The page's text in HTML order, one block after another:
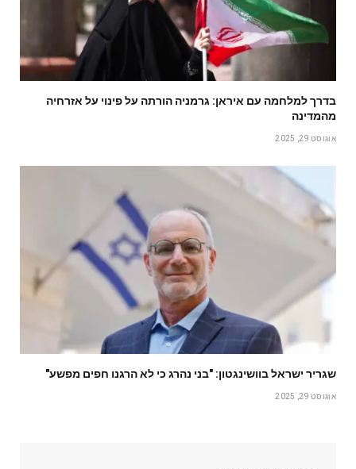
בדרך למלחמה עם איראן: גרמניה הורתה על פינוי על אזרחיה
מהמדינה
אוגוסט 29, 2025
שגריר ישראל בוושינגטון: "בני נהרג כי לא הרגנו חפים מפשע"
אוגוסט 29, 2025